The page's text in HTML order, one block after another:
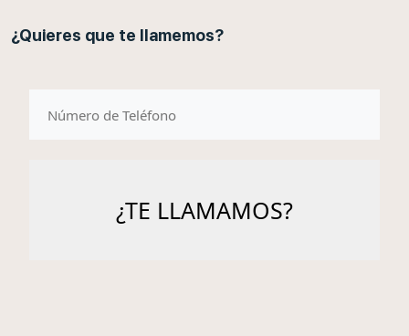
¿Quieres que te llamemos?